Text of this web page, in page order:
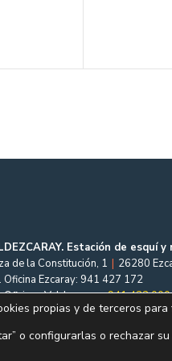
Estación de esquí
de la Constitución, 1 | 26280
Oficina Ezcaray: 941 427 172
Oficinas Valdezcaray:941 422 000
propias y de terceros
o configurarlas o rechazar